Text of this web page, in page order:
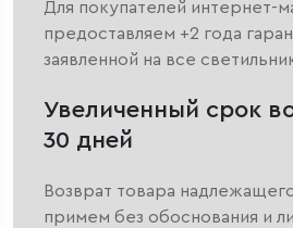
Для покупателей интернет-
предоставляем +2 года
заявленной на все
Увеличенный срок
30 дней
Возврат товара
примем без обоснования и